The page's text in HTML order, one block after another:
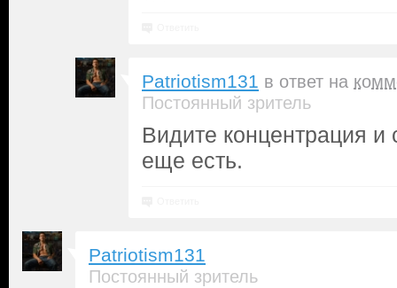
Patriotism131 в ответ на
Постоянный зритель
Видите концентрация
еще есть.
Patriotism131
Постоянный зритель